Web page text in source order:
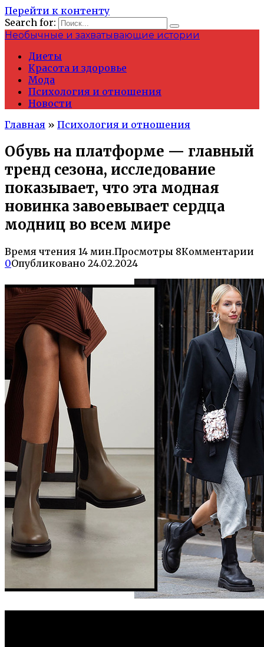
Перейти к контенту
Search for:
Необычные и захватывающие истории
Диеты
Красота и здоровье
Мода
Психология и отношения
Новости
Главная » Психология и отношения
Обувь на платформе — главный
тренд сезона, исследование
показывает, что эта модная
новинка завоевывает сердца
модниц во всем мире
Время чтения 14 мин.Просмотры 8Комментарии
0Опубликовано 24.02.2024